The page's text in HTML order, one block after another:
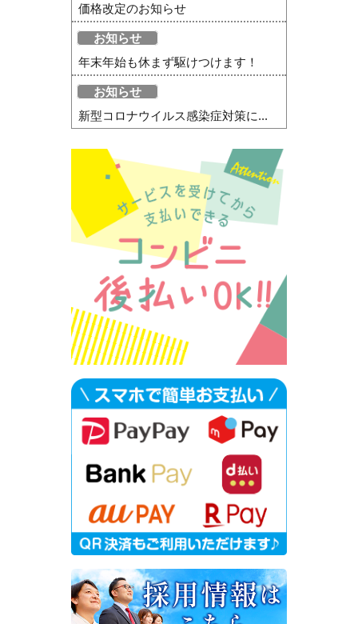
価格改定のお知らせ
お知らせ
年末年始も休まず駆けつけます！
お知らせ
新型コロナウイルス感染症対策に...